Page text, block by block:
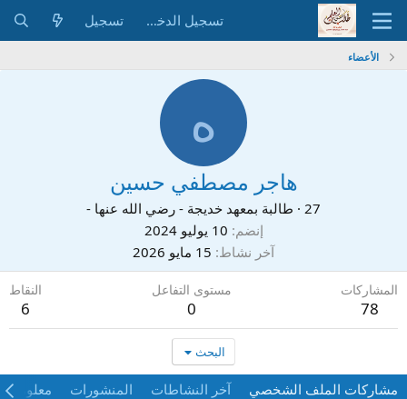
تسجيل الدخول تسجيل
الأعضاء
ه
هاجر مصطفي حسين
طالبة بمعهد خديجة - رضي الله عنها - · 27
إنضم 10 يوليو 2024
آخر نشاط 15 مايو 2026
المشاركات
78
مستوى التفاعل
0
النقاط
6
البحث
مشاركات الملف الشخصي آخر النشاطات المنشورات معلومات